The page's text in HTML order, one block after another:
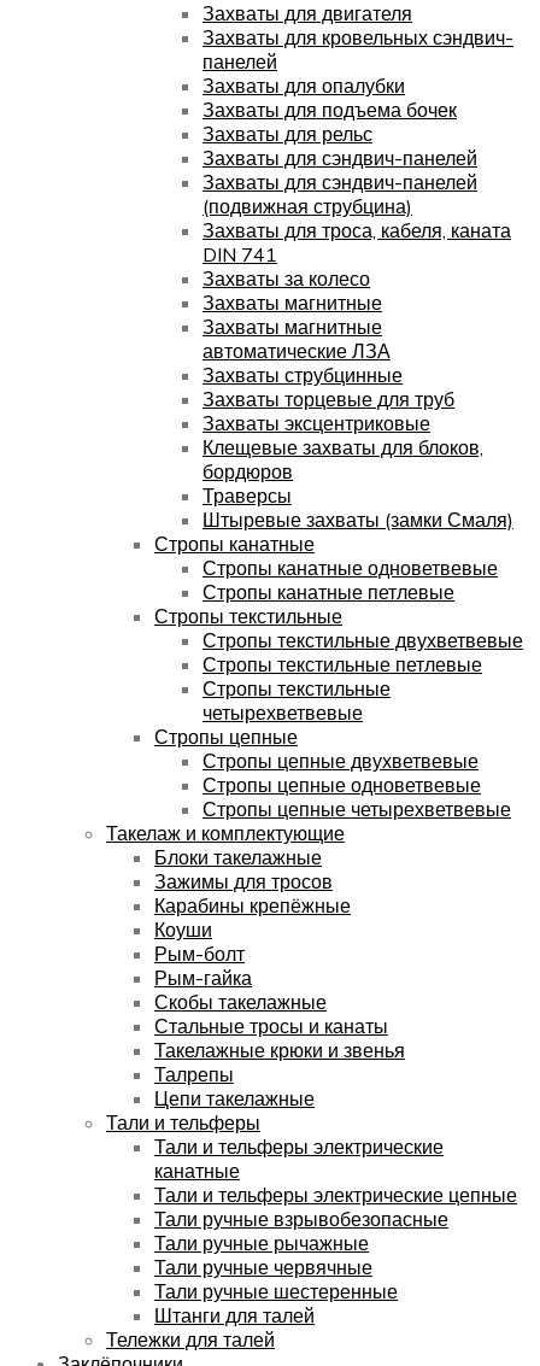
Захваты для двигателя
Захваты для кровельных сэндвич-
панелей
Захваты для опалубки
Захваты для подъема бочек
Захваты для рельс
Захваты для сэндвич-панелей
Захваты для сэндвич-панелей
(подвижная струбцина)
Захваты для троса, кабеля, каната
DIN 741
Захваты за колесо
Захваты магнитные
Захваты магнитные
автоматические ЛЗА
Захваты струбцинные
Захваты торцевые для труб
Захваты эксцентриковые
Клещевые захваты для блоков,
бордюров
Траверсы
Штыревые захваты (замки Смаля)
Стропы канатные
Стропы канатные одноветвевые
Стропы канатные петлевые
Стропы текстильные
Стропы текстильные двухветвевые
Стропы текстильные петлевые
Стропы текстильные
четырехветвевые
Стропы цепные
Стропы цепные двухветвевые
Стропы цепные одноветвевые
Стропы цепные четырехветвевые
Такелаж и комплектующие
Блоки такелажные
Зажимы для тросов
Карабины крепёжные
Коуши
Рым-болт
Рым-гайка
Скобы такелажные
Стальные тросы и канаты
Такелажные крюки и звенья
Талрепы
Цепи такелажные
Тали и тельферы
Тали и тельферы электрические
канатные
Тали и тельферы электрические цепные
Тали ручные взрывобезопасные
Тали ручные рычажные
Тали ручные червячные
Тали ручные шестеренные
Штанги для талей
Тележки для талей